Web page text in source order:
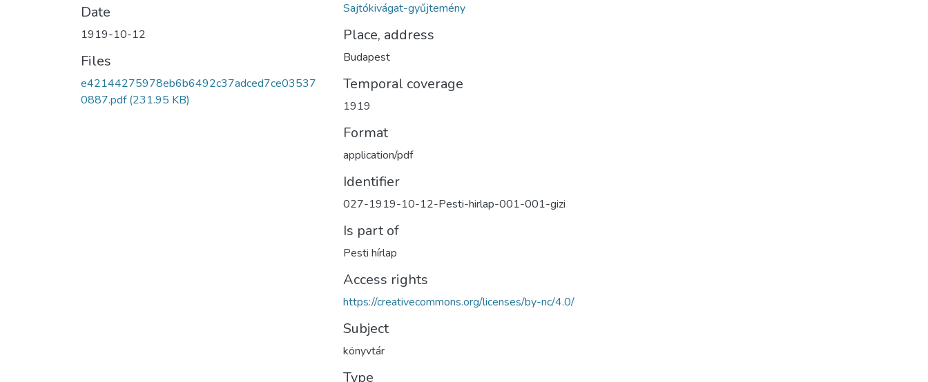
Date
1919-10-12
Files
e42144275978eb6b6492c37adced7ce03537
0887.pdf(231.95 KB)
Sajtókivágat-gyűjtemény
Place, address
Budapest
Temporal coverage
1919
Format
application/pdf
Identifier
027-1919-10-12-Pesti-hirlap-001-001-gizi
Is part of
Pesti hírlap
Access rights
https://creativecommons.org/licenses/by-nc/4.0/
Subject
könyvtár
Type